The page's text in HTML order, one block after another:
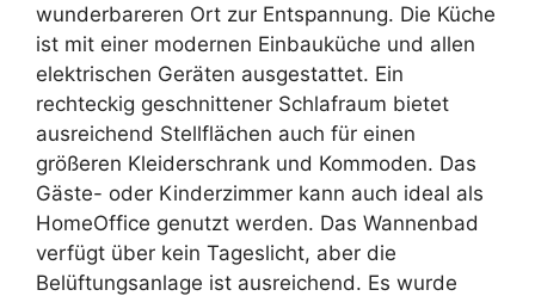
wunderbareren Ort zur Entspannung. Die Küche
ist mit einer modernen Einbauküche und allen
elektrischen Geräten ausgestattet. Ein
rechteckig geschnittener Schlafraum bietet
ausreichend Stellflächen auch für einen
größeren Kleiderschrank und Kommoden. Das
Gäste- oder Kinderzimmer kann auch ideal als
HomeOffice genutzt werden. Das Wannenbad
verfügt über kein Tageslicht, aber die
Belüftungsanlage ist ausreichend. Es wurde